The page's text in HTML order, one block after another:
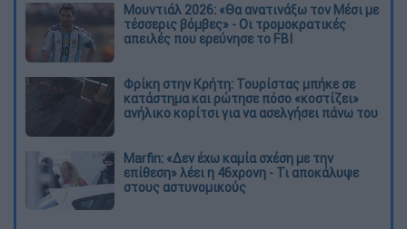
Μουντιάλ 2026: «Θα ανατινάξω τον Μέσι με
τέσσερις βόμβες» - Οι τρομοκρατικές
απειλές που ερεύνησε το FBI
Φρίκη στην Κρήτη: Τουρίστας μπήκε σε
κατάστημα και ρώτησε πόσο «κοστίζει»
ανήλικο κορίτσι για να ασελγήσει πάνω του
Marfin: «Δεν έχω καμία σχέση με την
επίθεση» λέει η 46χρονη - Τι αποκάλυψε
στους αστυνομικούς